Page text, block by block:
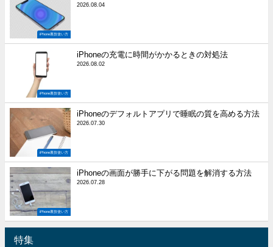
iPhone裏技使い方
2026.08.04
iPhone裏技使い方
iPhoneの充電に時間がかかるときの対処法
2026.08.02
iPhone裏技使い方
iPhoneのデフォルトアプリで睡眠の質を高める方法
2026.07.30
iPhone裏技使い方
iPhoneの画面が勝手に下がる問題を解消する方法
2026.07.28
特集